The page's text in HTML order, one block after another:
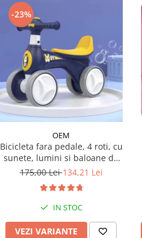
-23%
OEM
Bicicleta fara pedale, 4 roti, cu
sunete, lumini si baloane de
sapun
175,00 Lei134,21 Lei
IN STOC
VEZI VARIANTE